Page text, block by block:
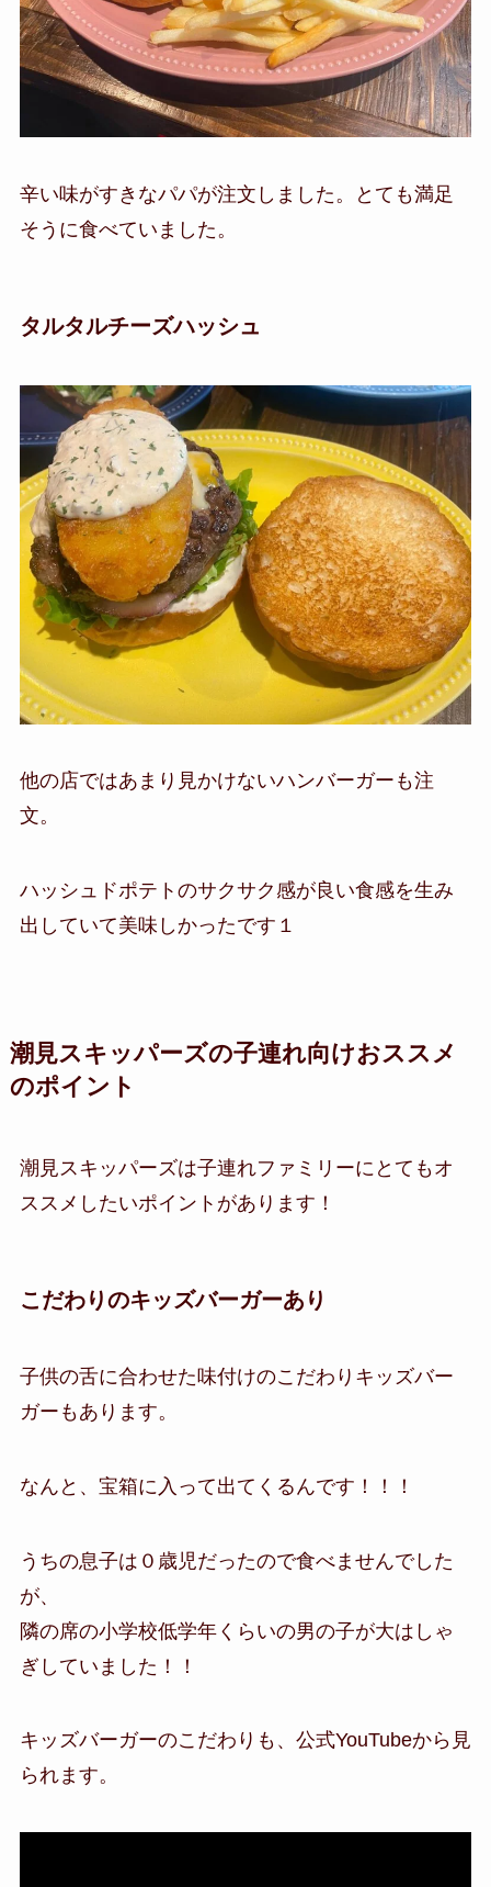
辛い味がすきなパパが注文しました。とても満足
そうに食べていました。
タルタルチーズハッシュ
他の店ではあまり見かけないハンバーガーも注
文。
ハッシュドポテトのサクサク感が良い食感を生み
出していて美味しかったです１
潮見スキッパーズの子連れ向けおススメ
のポイント
潮見スキッパーズは子連れファミリーにとてもオ
ススメしたいポイントがあります！
こだわりのキッズバーガーあり
子供の舌に合わせた味付けのこだわりキッズバー
ガーもあります。
なんと、宝箱に入って出てくるんです！！！
うちの息子は０歳児だったので食べませんでした
が、
隣の席の小学校低学年くらいの男の子が大はしゃ
ぎしていました！！
キッズバーガーのこだわりも、公式YouTubeから見
られます。